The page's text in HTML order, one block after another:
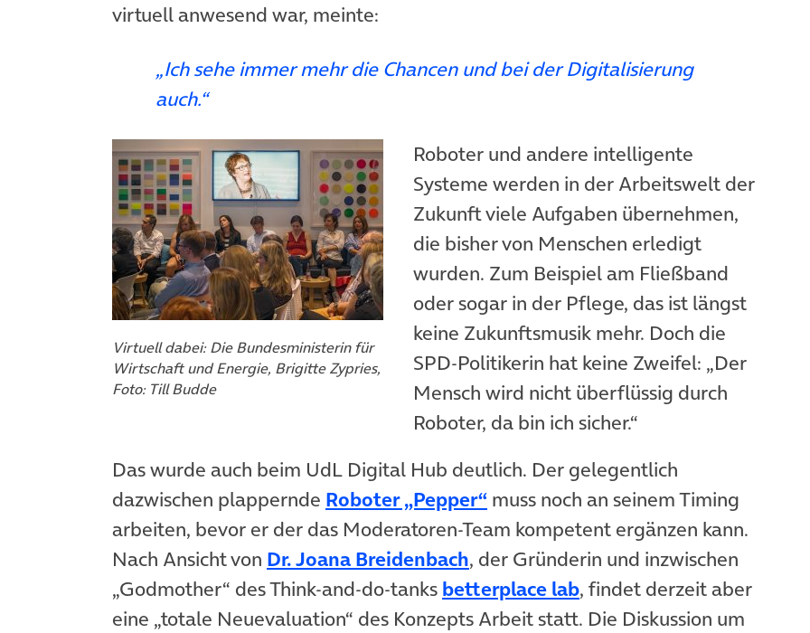
virtuell anwesend war, meinte:
„Ich sehe immer mehr die Chancen und bei der Digitalisierung
auch.“
Virtuell dabei: Die Bundesministerin für
Wirtschaft und Energie, Brigitte Zypries,
Foto: Till Budde
Roboter und andere intelligente
Systeme werden in der Arbeitswelt der
Zukunft viele Aufgaben übernehmen,
die bisher von Menschen erledigt
wurden. Zum Beispiel am Fließband
oder sogar in der Pflege, das ist längst
keine Zukunftsmusik mehr. Doch die
SPD-Politikerin hat keine Zweifel: „Der
Mensch wird nicht überflüssig durch
Roboter, da bin ich sicher.“
Das wurde auch beim UdL Digital Hub deutlich. Der gelegentlich
dazwischen plappernde Roboter „Pepper“(öffnet in neuem Tab)
muss noch an seinem Timing
arbeiten, bevor er der das Moderatoren-Team kompetent ergänzen kann.
Nach Ansicht von Dr. Joana Breidenbach(öffnet in neuem Tab)
, der Gründerin und inzwischen
„Godmother“ des Think-and-do-tanks betterplace lab(öffnet in neuem Tab)
, findet derzeit aber
eine „totale Neuevaluation“ des Konzepts Arbeit statt. Die Diskussion um